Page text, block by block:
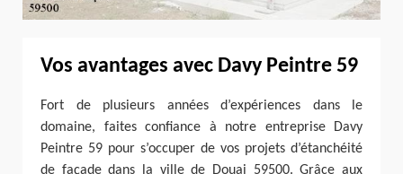
Vos avantages avec Davy Peintre 59
Fort de plusieurs années d’expériences dans le
domaine, faites confiance à notre entreprise Davy
Peintre 59 pour s’occuper de vos projets d’étanchéité
de façade dans la ville de Douai 59500. Grâce aux